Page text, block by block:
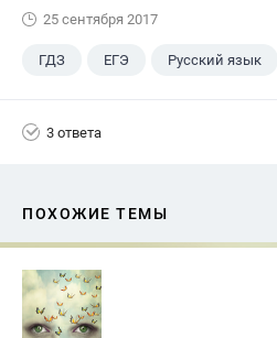
25 сентября 2017
ГДЗ ЕГЭ Русский язык
3 ответа
ПОХОЖИЕ ТЕМЫ